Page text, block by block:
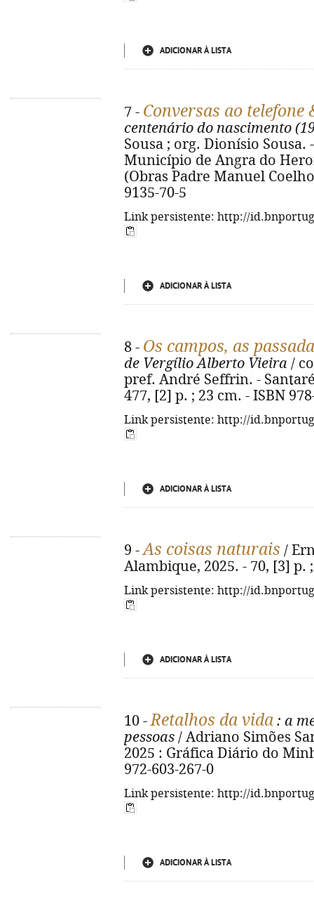
ADICIONAR À LISTA
7 - Conversas ao
centenário do nascimento
Sousa ; org. Dionísio
Município de Angra do
(Obras Padre Manuel
9135-70-5
Link persistente: http://
ADICIONAR À LISTA
8 - Os campos, as
de Vergílio Alberto Vieira /
pref. André Seffrin. -
477, [2] p. ; 23 cm. - ISBN
Link persistente: http://
ADICIONAR À LISTA
9 -As coisas naturais /
Alambique, 2025. - 70, [3] p.
Link persistente: http://
ADICIONAR À LISTA
10 -Retalhos da vida : a
pessoas / Adriano Simões
2025 : Gráfica Diário do
972-603-267-0
Link persistente: http://
ADICIONAR À LISTA